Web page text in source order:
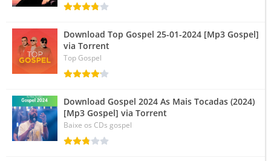
Download Top Gospel 25-01-2024 [Mp3 Gospel]
via Torrent
Top Gospel
Download Gospel 2024 As Mais Tocadas (2024)
[Mp3 Gospel] via Torrent
Baixe os CDs gospel